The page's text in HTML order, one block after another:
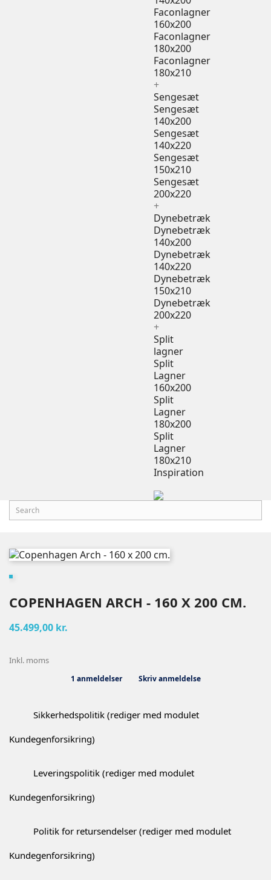
Faconlagner
160x200
Faconlagner
180x200
Faconlagner
180x210
+
Sengesæt
Sengesæt
140x200
Sengesæt
140x220
Sengesæt
150x210
Sengesæt
200x220
+
Dynebetræk
Dynebetræk
140x200
Dynebetræk
140x220
Dynebetræk
150x210
Dynebetræk
200x220
+
Split
lagner
Split
Lagner
160x200
Split
Lagner
180x200
Split
Lagner
180x210
Inspiration
COPENHAGEN ARCH - 160 X 200 CM.
45.499,00 kr.
Inkl. moms
1 anmeldelser Skriv anmeldelse
Sikkerhedspolitik (rediger med modulet
Kundegenforsikring)
Leveringspolitik (rediger med modulet
Kundegenforsikring)
Politik for retursendelser (rediger med modulet
Kundegenforsikring)